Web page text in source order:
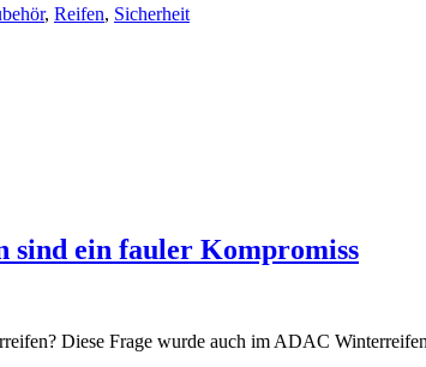
, Reifen, Sicherheit
sind ein fauler Kompromiss
Diese Frage wurde auch im ADAC